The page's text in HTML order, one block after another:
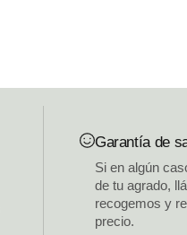
Garantía de
Si en algún
de tu agrado,
recogemos y
precio.